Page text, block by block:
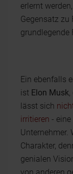
erlernt
Gegensatz zu
grundlegende
Ein ebenfalls
ist Elon Musk
lässt sich
irritieren -
Unternehmer.
Charakter,
genialen